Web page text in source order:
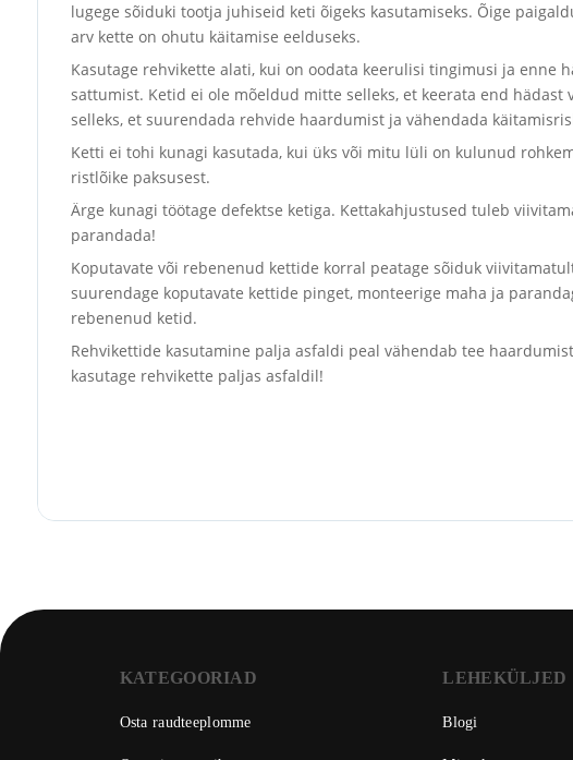
lugege sõiduki tootja juhiseid keti õigeks kasutamiseks. Õige
arv kette on ohutu käitamise eelduseks.
Kasutage rehvikette alati, kui on oodata keerulisi tingimusi ja enne
sattumist. Ketid ei ole mõeldud mitte selleks, et keerata end hädast
selleks, et suurendada rehvide haardumist ja vähendada
Ketti ei tohi kunagi kasutada, kui üks või mitu lüli on kulunud
ristlõike paksusest.
Ärge kunagi töötage defektse ketiga. Kettakahjustused tuleb
parandada!
Koputavate või rebenenud kettide korral peatage sõiduk
suurendage koputavate kettide pinget, monteerige maha ja
rebenenud ketid.
Rehvikettide kasutamine palja asfaldi peal vähendab tee
kasutage rehvikette paljas asfaldil!
KATEGOORIAD
Osta raudteeplomme
LEHEKÜLJED
Blogi